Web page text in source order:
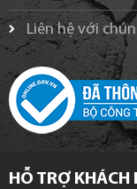
Liên hệ với
HỖ TRỢ KHÁCH